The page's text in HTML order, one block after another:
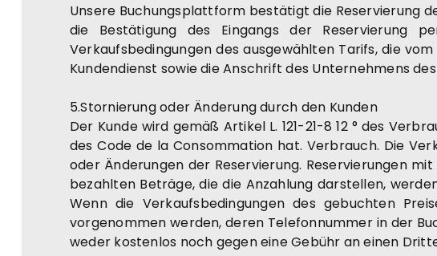
Unsere Buchungsplattform bestätigt die Reservierung
die Bestätigung des Eingangs der Reservierung
Verkaufsbedingungen des ausgewählten Tarifs, die
Kundendienst sowie die Anschrift des Unternehmens
5.Stornierung oder Änderung durch den Kunden
Der Kunde wird gemäß Artikel L. 121-21-8 12 ° des
des Code de la Consommation hat. Verbrauch. Die
oder Änderungen der Reservierung. Reservierungen
bezahlten Beträge, die die Anzahlung darstellen,
Wenn die Verkaufsbedingungen des gebuchten
vorgenommen werden, deren Telefonnummer in der
weder kostenlos noch gegen eine Gebühr an einen